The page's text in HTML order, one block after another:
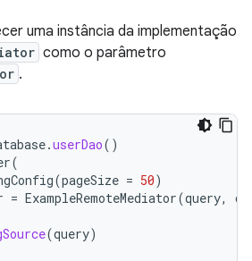
uma instância da implementação
como o parâmetro
.
.userDao()
(
(pageSize = 50)
= ExampleRemoteMediator(query,
(query)